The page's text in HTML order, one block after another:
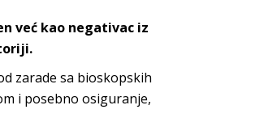
već kao negativac iz
zarade sa bioskopskih
i posebno osiguranje,